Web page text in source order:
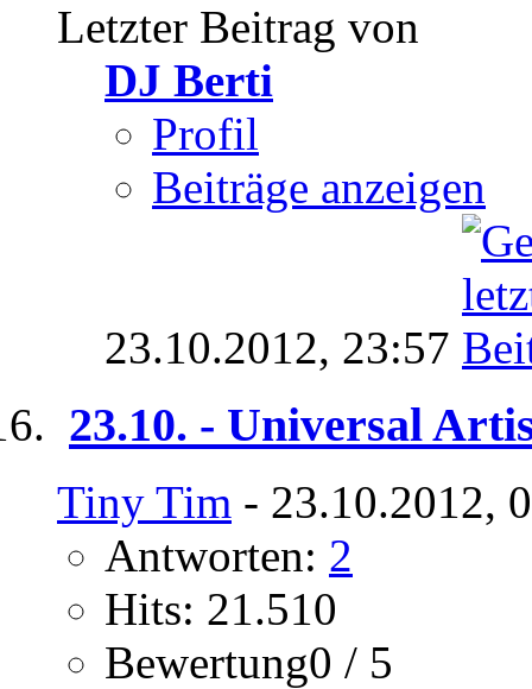
Letzter Beitrag von
DJ Berti
Profil
Beiträge anzeigen
23.10.2012, 23:57
23.10. - Universal
Tiny Tim - 23.10.2012,
Antworten: 2
Hits: 21.510
Bewertung0 / 5